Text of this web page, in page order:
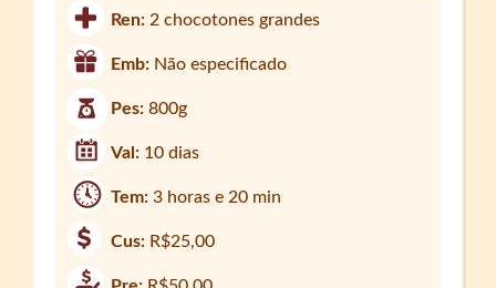
Ren: 2 chocotones grandes
Emb: Não especificado
Pes:800g
Val: 10 dias
Tem:3 horas e 20 min
Cus: R$25,00